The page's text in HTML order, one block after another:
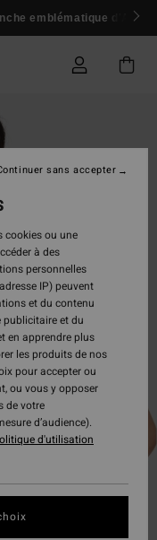
emblématique d'Andy
cookies ou une
à des
personnelles
IP) peuvent
et du contenu
publicitaire et du
en apprendre plus
les produits de nos
pour accepter ou
ou vous y opposer
de votre
d’audience).
d'utilisation
sans accepter